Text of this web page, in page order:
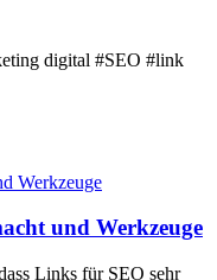
digital #SEO #link
und Werkzeuge
Links für SEO sehr